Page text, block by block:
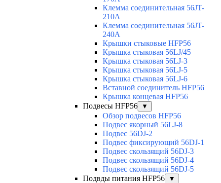
Клемма соединительная 56JT-
210A
Клемма соединительная 56JT-
240A
Крышки стыковые HFP56
Крышка стыковая 56LJ/45
Крышка стыковая 56LJ-3
Крышка стыковая 56LJ-5
Крышка стыковая 56LJ-6
Вставной соединитель HFP56
Крышка концевая HFP56
Подвесы HFP56
▼
Обзор подвесов HFP56
Подвес якорный 56LJ-8
Подвес 56DJ-2
Подвес фиксирующий 56DJ-1
Подвес скользящий 56DJ-3
Подвес скользящий 56DJ-4
Подвес скользящий 56DJ-5
Подвды питания HFP56
▼